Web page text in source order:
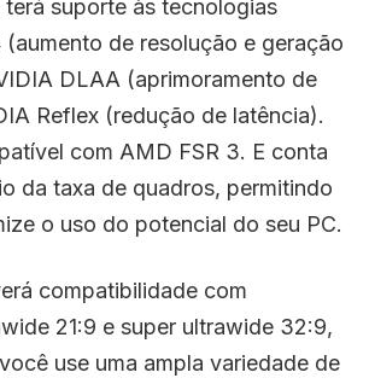
suporte às tecnologias
(aumento de resolução e geração
DLAA (aprimoramento de
Reflex (redução de latência).
com AMD FSR 3. E conta
da taxa de quadros, permitindo
o uso do potencial do seu PC.
compatibilidade com
21:9 e super ultrawide 32:9,
use uma ampla variedade de